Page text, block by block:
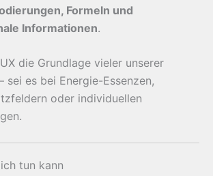
Formeln und
Informationen.
die Grundlage vieler unserer
sei es bei Energie-Essenzen,
oder individuellen
tun kann